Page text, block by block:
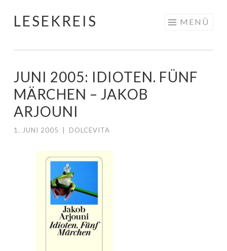
Springe
LESEKREIS MENÜ
JUNI 2005: IDIOTEN. FÜNF
MÄRCHEN – JAKOB
ARJOUNI
1. JUNI 2005 DOLCEVITA